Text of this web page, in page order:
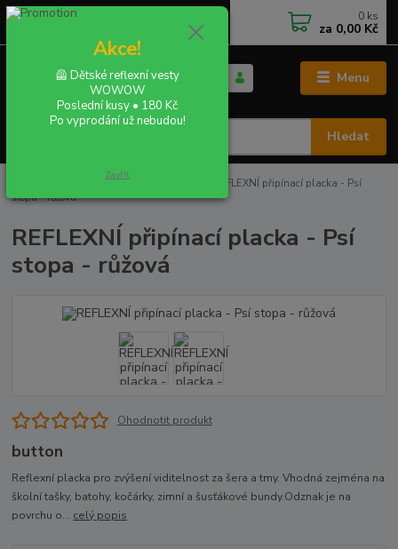
Menu
CZK
Hledat
+420 702 855 412
0 ks
za 0,00 Kč
REFLEXNÍ PLACKY - buttony
REFLEXNÍ připínací placka - Psí
stopa - růžová
REFLEXNÍ připínací placka - Psí
stopa - růžová
Ohodnotit produkt
button
Reflexní placka pro zvýšení viditelnost za šera a tmy. Vhodná zejména na
školní tašky, batohy, kočárky, zimní a šusťákové bundy.Odznak je na
povrchu o... celý popis
Akce!
🦺 Dětské reflexní vesty
WOWOW
Poslední kusy • 180 Kč
Po vyprodání už nebudou!
Zavřít